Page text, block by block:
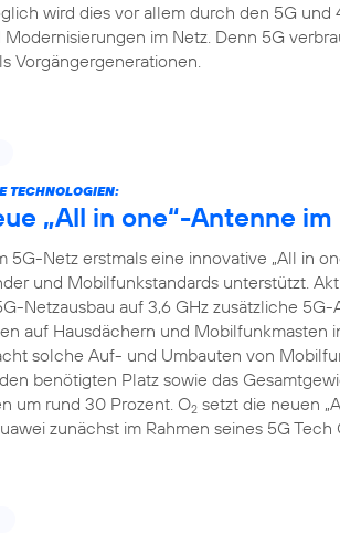
wird dies vor allem durch den 5G und
im Netz. Denn 5G
Vorgängergenerationen.
TECHNOLOGIEN:
„All in one“-Antenne
5G-Netz erstmals eine innovative „All in
und Mobilfunkstandards unterstützt.
Netzausbau auf 3,6 GHz zusätzliche
auf Hausdächern und Mobilfunkmasten
solche Auf- und Umbauten von
benötigten Platz sowie das
um rund 30 Prozent. O2 setzt die neuen
zunächst im Rahmen seines 5G